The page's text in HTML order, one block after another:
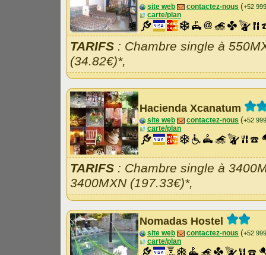
site web contactez-nous (+52
carte/plan
TARIFS : Chambre single à
(34.82€)*,
Hacienda Xcanatum
site web contactez-nous (+52
carte/plan
TARIFS : Chambre single à
3400MXN (197.33€)*,
Nomadas Hostel
site web contactez-nous (+52
carte/plan